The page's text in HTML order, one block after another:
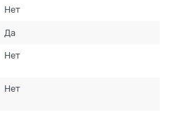
Нет
Да
Нет
Нет